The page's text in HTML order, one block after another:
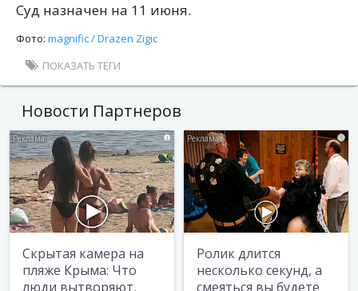
Суд назначен на 11 июня.
Фото: magnific / Drazen Zigic
ПОКАЗАТЬ ТЕГИ
Новости Партнеров
i
Скрытая камера на
пляже Крыма: Что
люди вытворяют,
i
Ролик длится
несколько секунд, а
смеяться вы будете